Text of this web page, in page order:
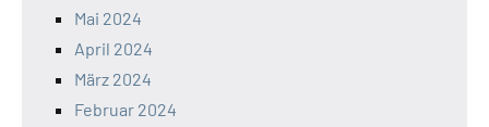
Mai 2024
April 2024
März 2024
Februar 2024